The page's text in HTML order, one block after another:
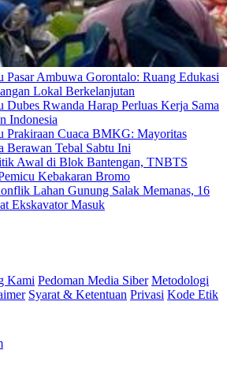
Pasar Ambuwa Gorontalo: Ruang Edukasi
Lokal Berkelanjutan
Dubes Rwanda Harap Perluas Kerja Sama
Indonesia
Prakiraan Cuaca BMKG: Mayoritas
Berawan Tebal Sabtu Ini
Awal di Blok Bantengan, TNBTS
Kebakaran Bromo
Lahan Gunung Salak Memanas, 16
Ekskavator Masuk
Kami Pedoman Media Siber Metodologi
Syarat & Ketentuan Privasi Kode Etik